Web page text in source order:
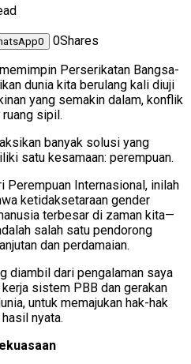
0 0Shares
Perserikatan Bangsa-
dunia kita berulang kali diuji
yang semakin dalam, konflik
sipil.
banyak solusi yang
satu kesamaan: perempuan.
Perempuan Internasional, inilah
ketidaksetaraan gender
terbesar di zaman kita—
salah satu pendorong
dan perdamaian.
diambil dari pengalaman saya
sistem PBB dan gerakan
untuk memajukan hak-hak
nyata.